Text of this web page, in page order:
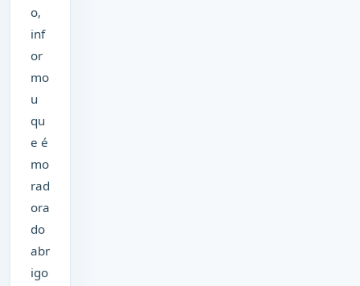
o,
inf
or
mo
u
qu
e é
mo
rad
ora
do
abr
igo